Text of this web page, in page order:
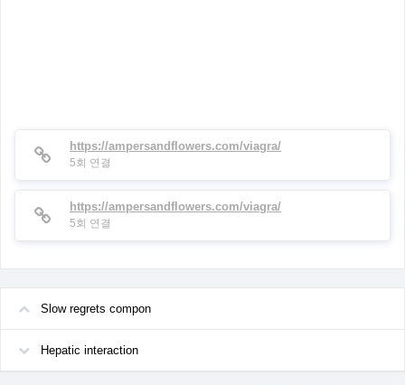
https://ampersandflowers.com/viagra/
5회 연결
https://ampersandflowers.com/viagra/
5회 연결
Slow regrets compon
Hepatic interaction